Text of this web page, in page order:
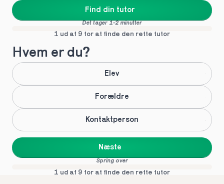
Find din tutor
Det tager 1-2 minutter
1 ud af 9 for at finde den rette tutor
Hvem er du?
Elev
Forældre
Kontaktperson
Næste
Spring over
1 ud af 9 for at finde den rette tutor